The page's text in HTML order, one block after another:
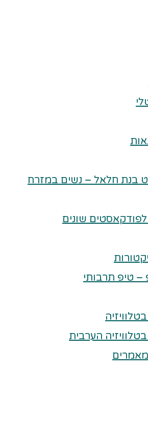
בנת חלאל – נשים במזרח
לפודקאסטים שונים
– טיפ תרבותי
בטלוויזיה הערבית